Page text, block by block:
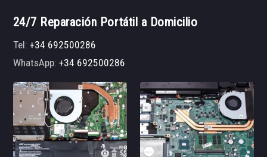
24/7 Reparación Portátil a Domicilio
Tel:+34 692500286
WhatsApp:+34 692500286